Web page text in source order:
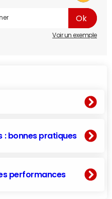
Voir un exemple
: bonnes pratiques
performances